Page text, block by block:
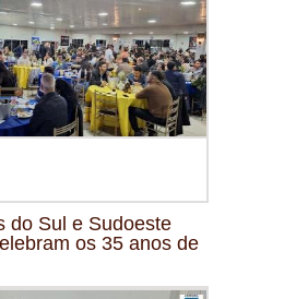
do Sul e Sudoeste
os 35 anos de